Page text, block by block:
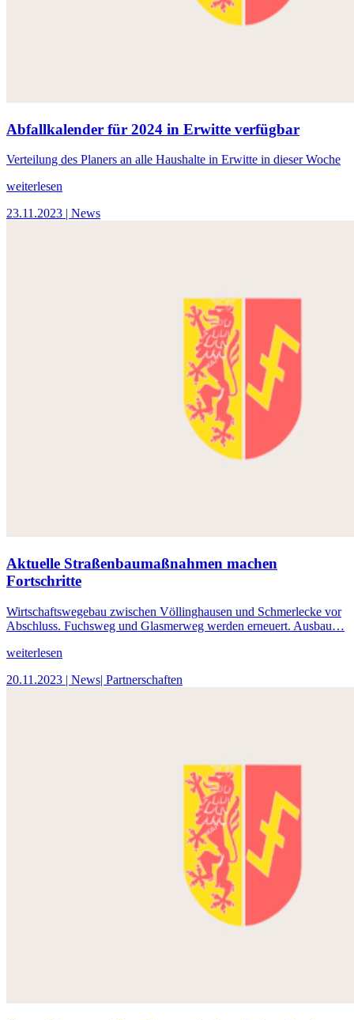
Abfallkalender für 2024 in Erwitte verfügbar
Verteilung des Planers an alle Haushalte in Erwitte in dieser Woche
weiterlesen
23.11.2023 | News
Aktuelle Straßenbaumaßnahmen machen
Fortschritte
Wirtschaftswegebau zwischen Völlinghausen und Schmerlecke vor
Abschluss. Fuchsweg und Glasmerweg werden erneuert. Ausbau…
weiterlesen
20.11.2023 | News| Partnerschaften